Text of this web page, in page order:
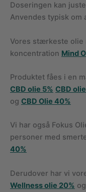
Doseringen kan
Anvendes typisk om
Vores stærkeste olie
koncentration Mind
Produktet fåes i en
CBD olie 5% CBD
og CBD Olie 40%
Vi har også Fokus
personer med
40%
Derudover har vi
Wellness olie 20% og